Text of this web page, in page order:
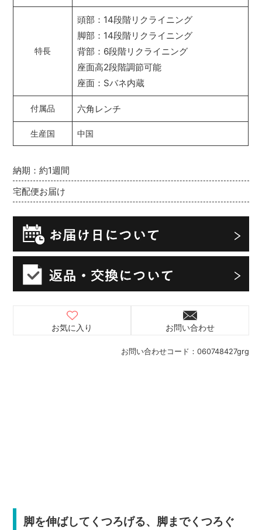
お問い合わせコード： 060748427grg
納期：約1週間
宅配便お届け
お気に入り お問い合わせ
脚を伸ばしてくつろげる、脚までくつろぐ
特長
頭部：14段階リクライニング
脚部：14段階リクライニング
背部：6段階リクライニング
座面高2段階調節可能
座面：Sバネ内蔵
付属品 六角レンチ
生産国 中国